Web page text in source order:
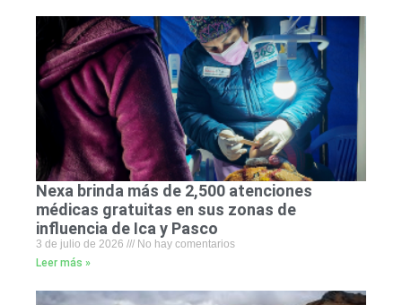
Nexa brinda más de 2,500 atenciones
médicas gratuitas en sus zonas de
influencia de Ica y Pasco
3 de julio de 2026
No hay comentarios
Leer más »